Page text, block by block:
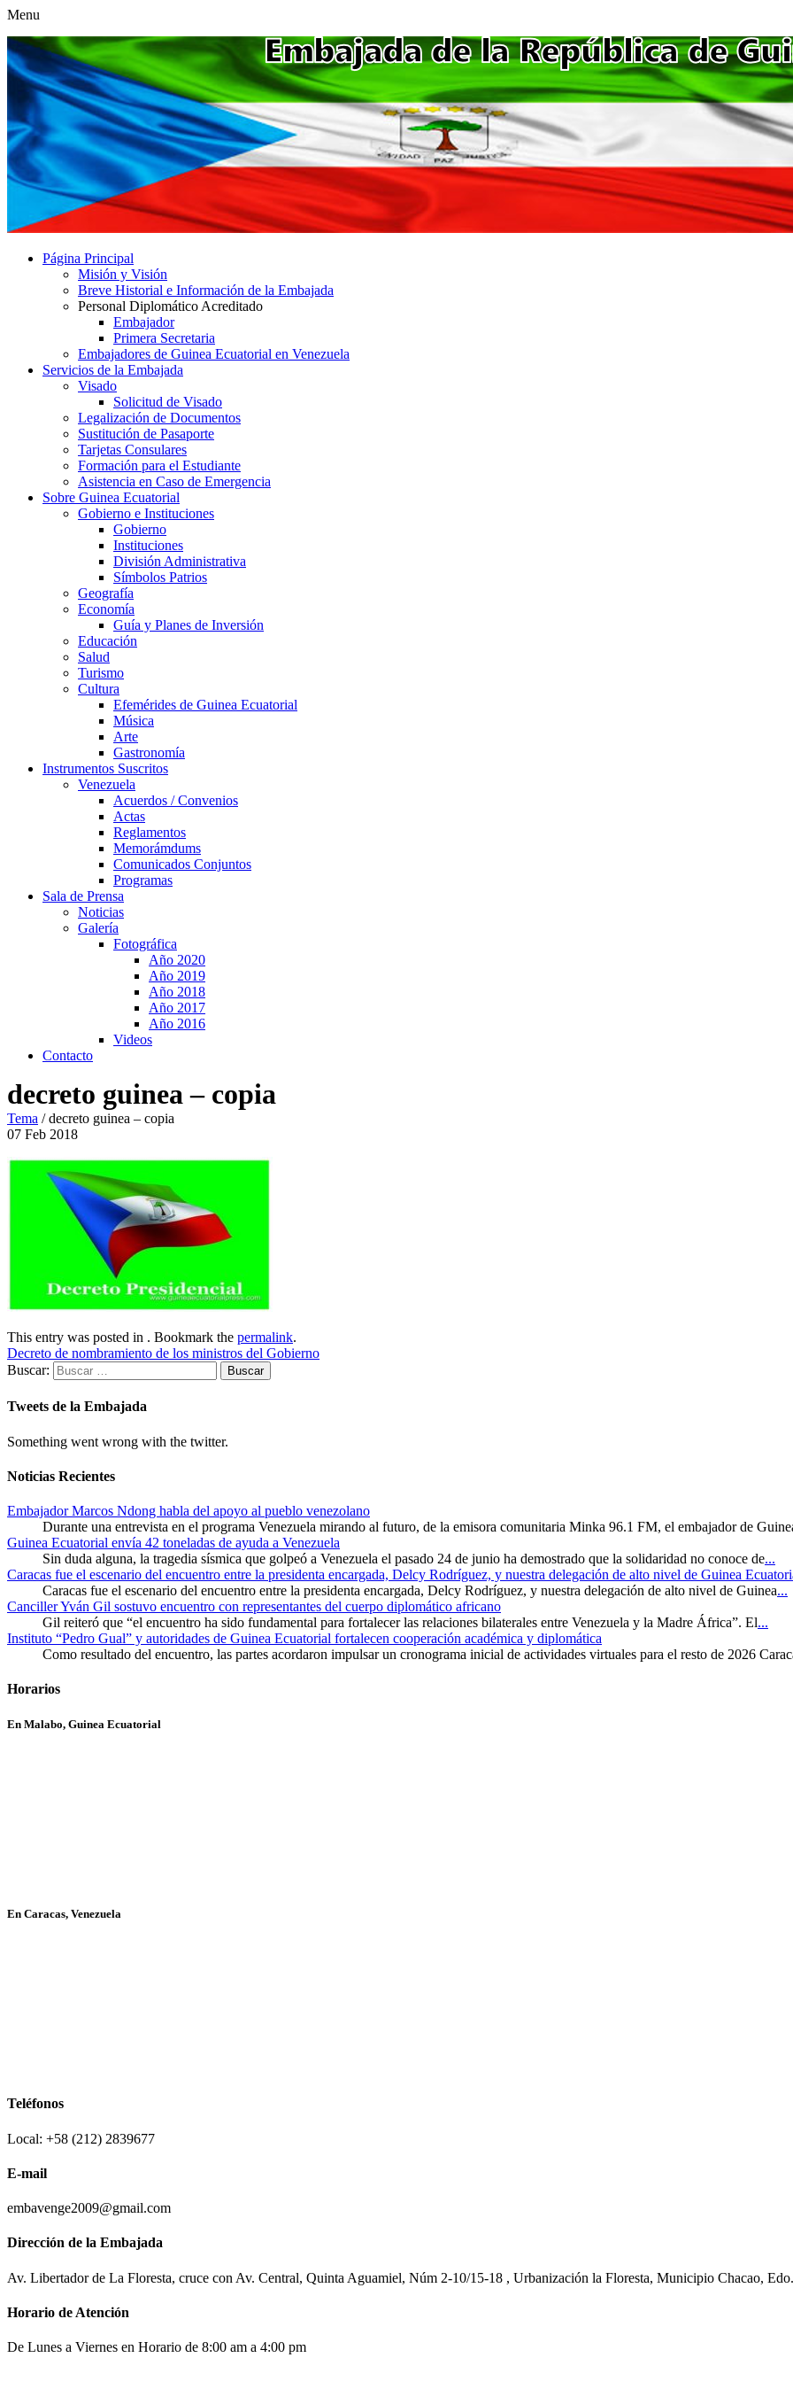
Menu
Página Principal
Misión y Visión
Breve Historial e Información de la Embajada
Personal Diplomático Acreditado
Embajador
Primera Secretaria
Embajadores de Guinea Ecuatorial en Venezuela
Servicios de la Embajada
Visado
Solicitud de Visado
Legalización de Documentos
Sustitución de Pasaporte
Tarjetas Consulares
Formación para el Estudiante
Asistencia en Caso de Emergencia
Sobre Guinea Ecuatorial
Gobierno e Instituciones
Gobierno
Instituciones
División Administrativa
Símbolos Patrios
Geografía
Economía
Guía y Planes de Inversión
Educación
Salud
Turismo
Cultura
Efemérides de Guinea Ecuatorial
Música
Arte
Gastronomía
Instrumentos Suscritos
Venezuela
Acuerdos / Convenios
Actas
Reglamentos
Memorámdums
Comunicados Conjuntos
Programas
Sala de Prensa
Noticias
Galería
Fotográfica
Año 2020
Año 2019
Año 2018
Año 2017
Año 2016
Videos
Contacto
decreto guinea – copia
Tema /decreto guinea – copia
07 Feb 2018
This entry was posted in . Bookmark the permalink.
Decreto de nombramiento de los ministros del Gobierno
Buscar:
Tweets de la Embajada
Something went wrong with the twitter.
Noticias Recientes
Embajador Marcos Ndong habla del apoyo al pueblo venezolano
Durante una entrevista en el programa Venezuela mirando al futuro, de la emisora comunitaria Minka 96.1 FM, el embajador de
Guinea Ecuatorial envía 42 toneladas de ayuda a Venezuela
Sin duda alguna, la tragedia sísmica que golpeó a Venezuela el pasado 24 de junio ha demostrado que la solidaridad no conoce de...
Caracas fue el escenario del encuentro entre la presidenta encargada, Delcy Rodríguez, y nuestra delegación de alto nivel de Guinea
Caracas fue el escenario del encuentro entre la presidenta encargada, Delcy Rodríguez, y nuestra delegación de alto nivel de Guinea...
Canciller Yván Gil sostuvo encuentro con representantes del cuerpo diplomático africano
Gil reiteró que “el encuentro ha sido fundamental para fortalecer las relaciones bilaterales entre Venezuela y la Madre África”. El...
Instituto “Pedro Gual” y autoridades de Guinea Ecuatorial fortalecen cooperación académica y diplomática
Como resultado del encuentro, las partes acordaron impulsar un cronograma inicial de actividades virtuales para el resto de 2026
Horarios
En Malabo, Guinea Ecuatorial
En Caracas, Venezuela
Teléfonos
Local: +58 (212) 2839677
E-mail
embavenge2009@gmail.com
Dirección de la Embajada
Av. Libertador de La Floresta, cruce con Av. Central, Quinta Aguamiel, Núm 2-10/15-18 , Urbanización la Floresta, Municipio Chacao,
Horario de Atención
De Lunes a Viernes en Horario de 8:00 am a 4:00 pm